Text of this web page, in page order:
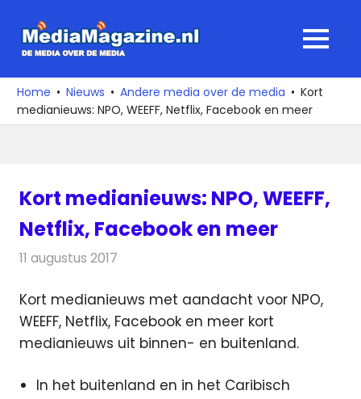
naar
media
over
de
MENU
Home Nieuws Andere media over de media
Kort
medianieuws: NPO, WEEFF, Netflix, Facebook en meer
Kort medianieuws: NPO, WEEFF,
Netflix, Facebook en meer
11 augustus 2017
Kort medianieuws met aandacht voor NPO,
WEEFF, Netflix, Facebook en meer kort
medianieuws uit binnen- en buitenland.
In het buitenland en in het Caribisch